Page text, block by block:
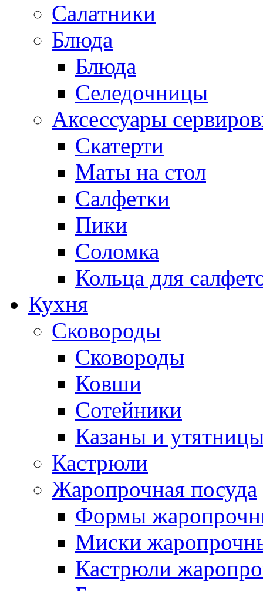
Салатники
Блюда
Блюда
Селедочницы
Аксессуары
Скатерти
Маты на стол
Салфетки
Пики
Соломка
Кольца для
Кухня
Сковороды
Сковороды
Ковши
Сотейники
Казаны и
Кастрюли
Жаропрочная посуда
Формы
Миски
Кастрюли